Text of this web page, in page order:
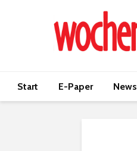
Start E-Paper News